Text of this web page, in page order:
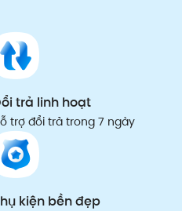
trả linh hoạt
trợ đổi trả trong 7 ngày
kiện bền đẹp